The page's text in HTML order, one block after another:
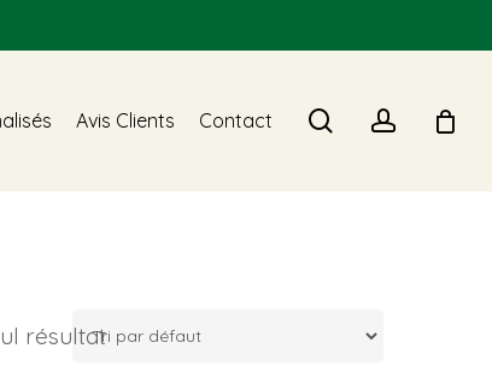
Avis Clients Contact searchaccount
résultat